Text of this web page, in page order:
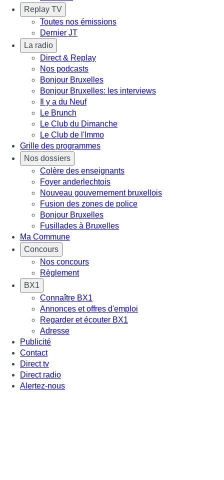
Replay TV
Toutes nos émissions
Dernier JT
La radio
Direct & Replay
Nos podcasts
Bonjour Bruxelles
Bonjour Bruxelles: les interviews
Il y a du Neuf
Le Brunch
Le Club du Dimanche
Le Club de l'Immo
Grille des programmes
Nos dossiers
Colère des enseignants
Foyer anderlechtois
Nouveau gouvernement bruxellois
Fusion des zones de police
Bonjour Bruxelles
Fusillades à Bruxelles
Ma Commune
Concours
Nos concours
Règlement
BX1
Connaître BX1
Annonces et offres d'emploi
Regarder et écouter BX1
Adresse
Publicité
Contact
Direct tv
Direct radio
Alertez-nous